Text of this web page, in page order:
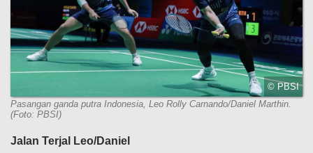
© PBSI
Pasangan ganda putra Indonesia, Leo Rolly Carnando/Daniel Marthin.
(Foto: PBSI)
Jalan Terjal Leo/Daniel